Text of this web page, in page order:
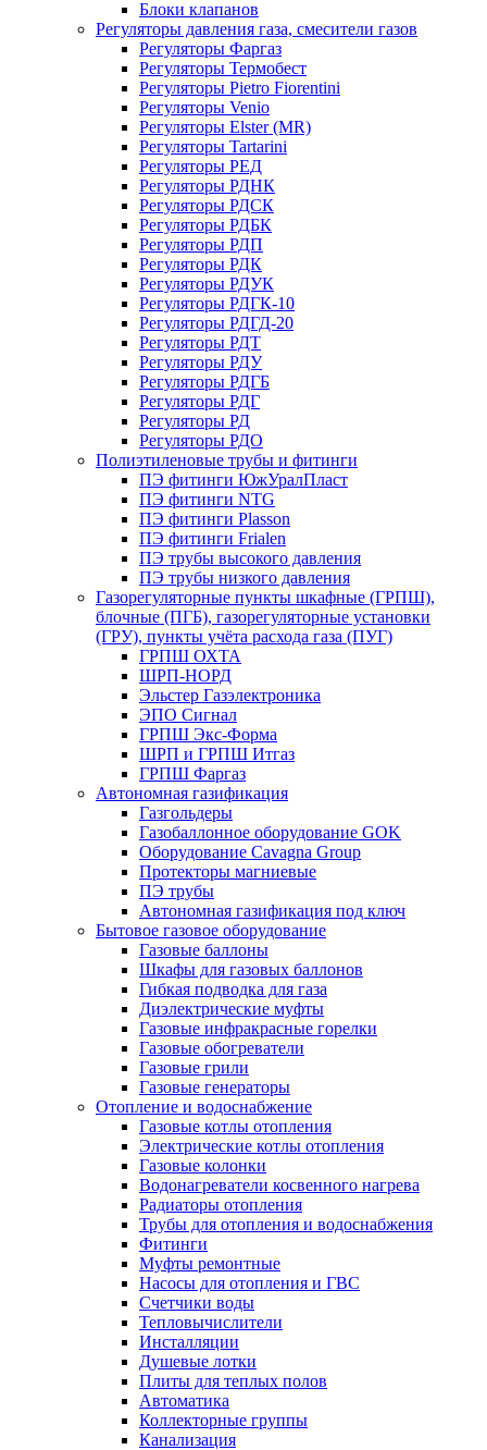
Блоки клапанов
Регуляторы давления газа, смесители газов
Регуляторы Фаргаз
Регуляторы Термобест
Регуляторы Pietro Fiorentini
Регуляторы Venio
Регуляторы Elster (MR)
Регуляторы Tartarini
Регуляторы РЕД
Регуляторы РДНК
Регуляторы РДСК
Регуляторы РДБК
Регуляторы РДП
Регуляторы РДК
Регуляторы РДУК
Регуляторы РДГК-10
Регуляторы РДГД-20
Регуляторы РДТ
Регуляторы РДУ
Регуляторы РДГБ
Регуляторы РДГ
Регуляторы РД
Регуляторы РДО
Полиэтиленовые трубы и фитинги
ПЭ фитинги ЮжУралПласт
ПЭ фитинги NTG
ПЭ фитинги Plasson
ПЭ фитинги Frialen
ПЭ трубы высокого давления
ПЭ трубы низкого давления
Газорегуляторные пункты шкафные (ГРПШ),
блочные (ПГБ), газорегуляторные установки
(ГРУ), пункты учёта расхода газа (ПУГ)
ГРПШ ОХТА
ШРП-НОРД
Эльстер Газэлектроника
ЭПО Сигнал
ГРПШ Экс-Форма
ШРП и ГРПШ Итгаз
ГРПШ Фаргаз
Автономная газификация
Газгольдеры
Газобаллонное оборудование GOK
Оборудование Cavagna Group
Протекторы магниевые
ПЭ трубы
Автономная газификация под ключ
Бытовое газовое оборудование
Газовые баллоны
Шкафы для газовых баллонов
Гибкая подводка для газа
Диэлектрические муфты
Газовые инфракрасные горелки
Газовые обогреватели
Газовые грили
Газовые генераторы
Отопление и водоснабжение
Газовые котлы отопления
Электрические котлы отопления
Газовые колонки
Водонагреватели косвенного нагрева
Радиаторы отопления
Трубы для отопления и водоснабжения
Фитинги
Муфты ремонтные
Насосы для отопления и ГВС
Счетчики воды
Тепловычислители
Инсталляции
Душевые лотки
Плиты для теплых полов
Автоматика
Коллекторные группы
Канализация